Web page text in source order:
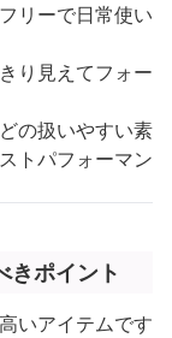
リーで日常使い
り見えてフォー
の扱いやすい素
トパフォーマン
きポイント
いアイテムです